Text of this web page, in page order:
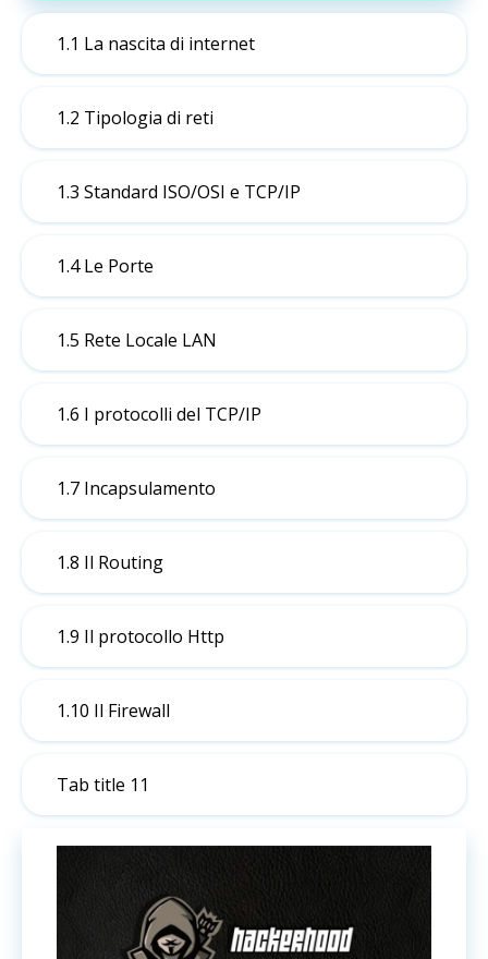
1.1 La nascita di internet
1.2 Tipologia di reti
1.3 Standard ISO/OSI e TCP/IP
1.4 Le Porte
1.5 Rete Locale LAN
1.6 I protocolli del TCP/IP
1.7 Incapsulamento
1.8 Il Routing
1.9 Il protocollo Http
1.10 Il Firewall
Tab title 11